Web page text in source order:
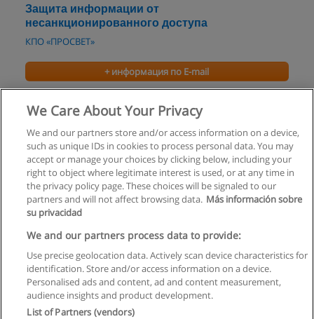
Защита информации от
несанкционированного доступа
КПО «ПРОСВЕТ»
+ информация по E-mail
Обучение SEO
"AK KONTY"Академия консалтинговых услуг
+ информация по E-mail
Правила пользования
Конфиденциальность информации
Напишите Educaedu
We Care About Your Privacy
We and our partners store and/or access information on a device,
such as unique IDs in cookies to process personal data. You may
accept or manage your choices by clicking below, including your
right to object where legitimate interest is used, or at any time in
the privacy policy page. These choices will be signaled to our
partners and will not affect browsing data. Más información sobre
su privacidad
We and our partners process data to provide:
Use precise geolocation data. Actively scan device characteristics for
identification. Store and/or access information on a device.
Personalised ads and content, ad and content measurement,
audience insights and product development.
List of Partners (vendors)